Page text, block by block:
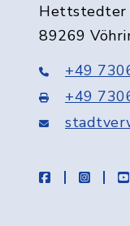
Hettstedter
89269
+49
+49
facebook